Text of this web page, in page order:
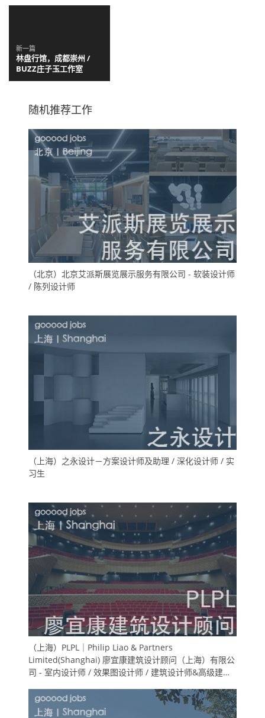
新一篇
林盘行馆，成都崇州 /
BUZZ庄子玉工作室
随机推荐工作
（北京）北京艾派斯展览展示服务有限公司 - 软装设计师
/ 陈列设计师
（上海）之永设计－方案设计师及助理 / 深化设计师 / 实
习生
（上海）PLPL｜Philip Liao & Partners
Limited(Shanghai) 廖宜康建筑设计顾问（上海）有限公
司 - 室内设计师 / 效果图设计师 / 建筑设计师&高级建筑